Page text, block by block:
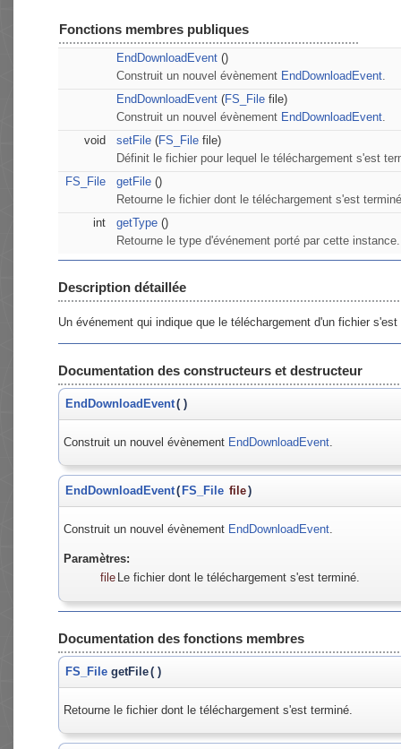
Fonctions membres publiques
EndDownloadEvent ()
Construit un nouvel évènement EndDownloadEvent.
EndDownloadEvent (FS_File file)
Construit un nouvel évènement EndDownloadEvent.
void
setFile (FS_File file)
Définit le fichier pour lequel le téléchargement s'est
FS_File
getFile ()
Retourne le fichier dont le téléchargement s'est
int
getType ()
Retourne le type d'événement porté par cette instance.
Description détaillée
Un événement qui indique que le téléchargement d'un fichier
Documentation des constructeurs et destructeur
EndDownloadEvent( )
Construit un nouvel évènement EndDownloadEvent
EndDownloadEvent( FS_File file)
Construit un nouvel évènement EndDownloadEvent
Paramètres:
file Le fichier dont le téléchargement s'est terminé.
Documentation des fonctions membres
FS_File getFile( )
Retourne le fichier dont le téléchargement s'est terminé.